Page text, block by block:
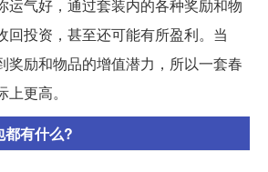
运气好，通过套装内的各种奖励和物
回投资，甚至还可能有所盈利。当
奖励和物品的增值潜力，所以一套春
更高。
都有什么?